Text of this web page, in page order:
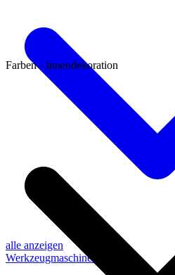
alle anzeigen
Werkzeugmaschinen-Zubehör
Farben - Innendekoration